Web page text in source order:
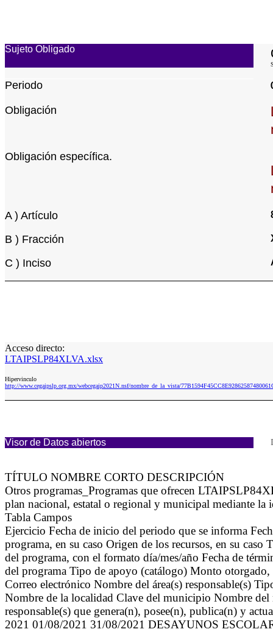
Sujeto Obligado
Periodo
Obligación
Obligación específica.
A ) Artículo
B ) Fracción
C ) Inciso
Acceso directo:
LTAIPSLP84XLVA.xlsx
Hipervinculo
http://www.cegaipslp.org.mx/webcegaip2021N.nsf/nombre_de_la_vista/
Visor de Datos abiertos
TÍTULO NOMBRE CORTO DESCRIPCIÓN
Otros programas_Programas que ofrecen
plan nacional, estatal o regional y municipal mediante la
Tabla Campos
Ejercicio Fecha de inicio del periodo que se informa
programa, en su caso Origen de los recursos, en su
del programa, con el formato día/mes/año Fecha de
del programa Tipo de apoyo (catálogo) Monto
Correo electrónico Nombre del área(s) responsable(s)
Nombre de la localidad Clave del municipio Nombre
responsable(s) que genera(n), posee(n), publica(n) y
2021 01/08/2021 31/08/2021 DESAYUNOS